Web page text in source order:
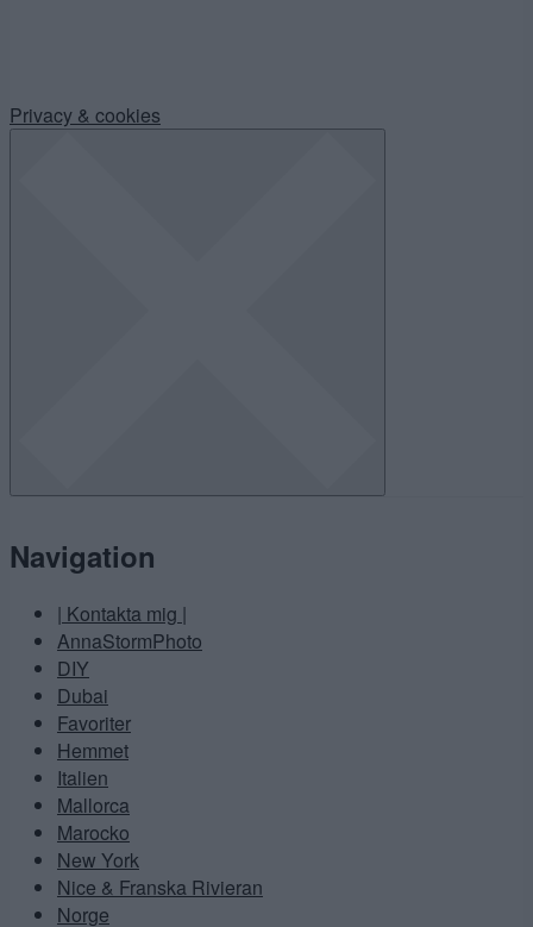
Privacy & cookies
Navigation
| Kontakta mig |
AnnaStormPhoto
DIY
Dubai
Favoriter
Hemmet
Italien
Mallorca
Marocko
New York
Nice & Franska Rivieran
Norge